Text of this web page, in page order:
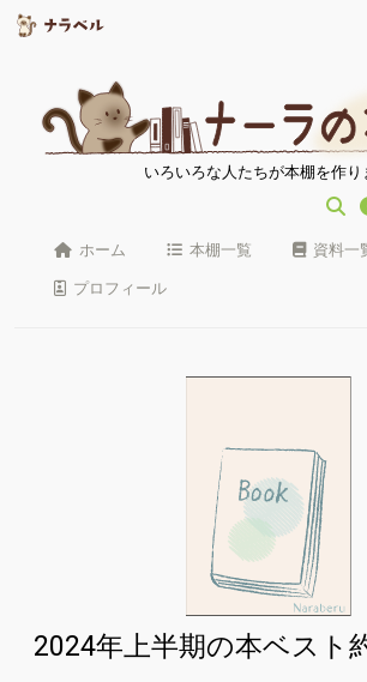
いろいろな人たちが本棚を作り
ホーム 本棚一覧 資料一
プロフィール
2024年上半期の本ベスト